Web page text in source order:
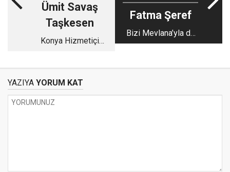
Ümit Savaş
Taşkesen
Konya Hizmetiçi
Fatma Şeref
Bizi Mevlana’yla da
aldattılar!
YAZIYA YORUM KAT